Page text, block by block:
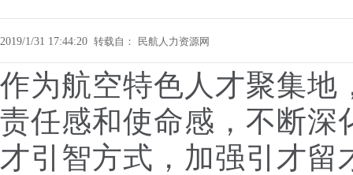
2019/1/31 17:44:20 转载自： 民航人力资源网
作为航空特色人才聚集地
责任感和使命感，不断深
才引智方式，加强引才